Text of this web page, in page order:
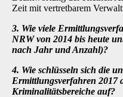
Zeit mit vertretbarem
3. Wie viele
NRW von 2014 bis heute
nach Jahr und Anzahl)?
4. Wie schlüsseln sich die
Ermittlungsverfahren 2017
Kriminalitätsbereiche auf?